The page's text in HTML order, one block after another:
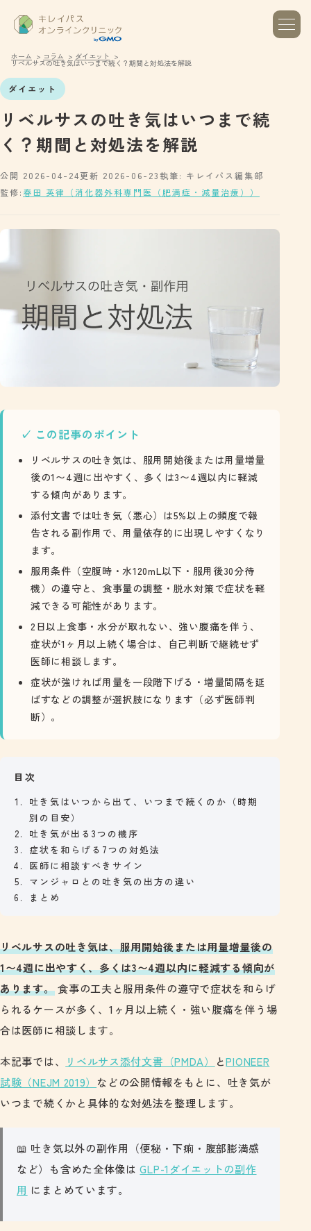
ホーム コラム ダイエット
リベルサスの吐き気はいつまで続く？期間と対処法を解説
ダイエット
リベルサスの吐き気はいつまで続
く？期間と対処法を解説
公開 2026-04-24更新 2026-06-23執筆: キレイパス編集部
監修: 春田 英律（消化器外科専門医（肥満症・減量治療））
この記事のポイント
リベルサスの吐き気は、服用開始後または用量増量
後の1〜4週に出やすく、多くは3〜4週以内に軽減
する傾向があります。
添付文書では吐き気（悪心）は5%以上の頻度で報
告される副作用で、用量依存的に出現しやすくなり
ます。
服用条件（空腹時・水120mL以下・服用後30分待
機）の遵守と、食事量の調整・脱水対策で症状を軽
減できる可能性があります。
2日以上食事・水分が取れない、強い腹痛を伴う、
症状が1ヶ月以上続く場合は、自己判断で継続せず
医師に相談します。
症状が強ければ用量を一段階下げる・増量間隔を延
ばすなどの調整が選択肢になります（必ず医師判
断）。
目次
吐き気はいつから出て、いつまで続くのか（時期
別の目安）
吐き気が出る3つの機序
症状を和らげる7つの対処法
医師に相談すべきサイン
マンジャロとの吐き気の出方の違い
まとめ
リベルサスの吐き気は、服用開始後または用量増量後の
1〜4週に出やすく、多くは3〜4週以内に軽減する傾向が
あります。食事の工夫と服用条件の遵守で症状を和らげ
られるケースが多く、1ヶ月以上続く・強い腹痛を伴う場
合は医師に相談します。
本記事では、 リベルサス添付文書（PMDA） とPIONEER
試験（NEJM 2019） などの公開情報をもとに、吐き気が
いつまで続くかと具体的な対処法を整理します。
📖 吐き気以外の副作用（便秘・下痢・腹部膨満感
など）も含めた全体像はGLP-1ダイエットの副作
用 にまとめています。